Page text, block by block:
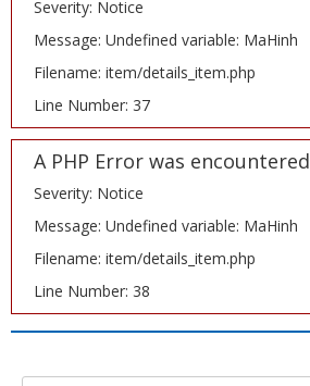
Severity: Notice
Message: Undefined variable: MaHinh
Filename: item/details_item.php
Line Number: 37
A PHP Error was encountered
Severity: Notice
Message: Undefined variable: MaHinh
Filename: item/details_item.php
Line Number: 38